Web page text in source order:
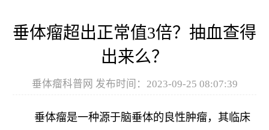
垂体瘤超出正常值3倍？抽血查得
出来么？
垂体瘤科普网 发布时间：2023-09-25 08:07:39
垂体瘤是一种源于脑垂体的良性肿瘤，其临床